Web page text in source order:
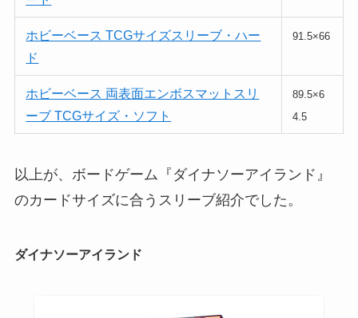
ホビーベース TCGサイズスリーブ・ハー
ド
91.5×66
ホビーベース 両表面エンボスマットスリ
ーブ TCGサイズ・ソフト
89.5×6
4.5
以上が、ボードゲーム『ダイナソーアイランド』
のカードサイズに合うスリーブ紹介でした。
ダイナソーアイランド